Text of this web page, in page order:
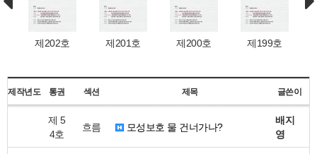
제202호 제201호 제200호 제199호
제작년도 통권 섹션 제목 글쓴이
제 5
4호
흐름 모성보호 물 건너가나?
배지
영